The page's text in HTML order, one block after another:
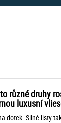
různé druhy
luxusní
dotek. Silné listy